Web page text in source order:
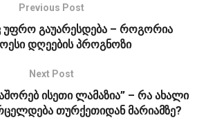
Previous Post
უფრო გაუარესდება – როგორია
დღეების პროგნოზი
Next Post
ისეთი ლამაზია” – რა ახალი
თურქეთიდან მარიამზე?